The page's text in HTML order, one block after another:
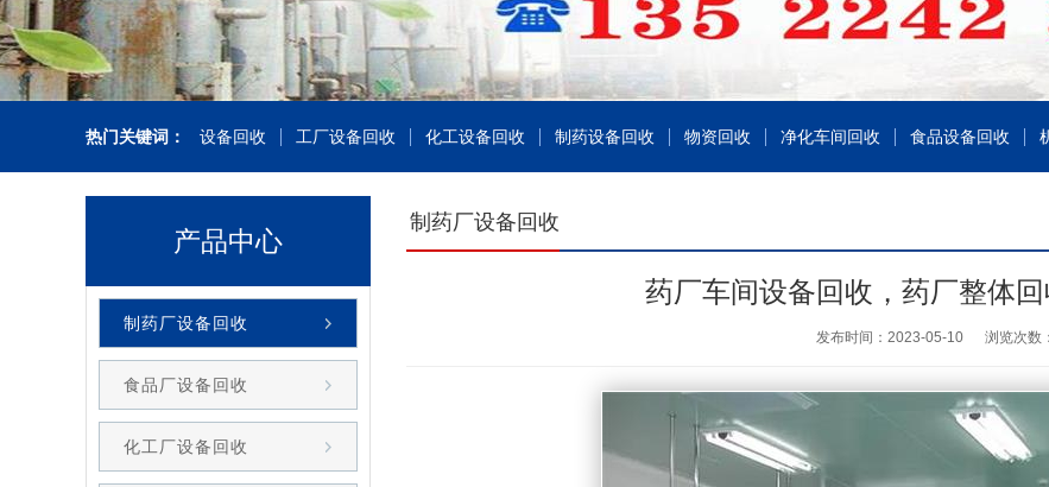
热门关键词： 设备回收 工厂设备回收 化工设备回收 制药设备回收 物资回收 净化车间回收 食品设备回收
产品中心
制药厂设备回收
食品厂设备回收
化工厂设备回收
制药厂设备回收
药厂车间设备回收，药厂整体
发布时间：2023-05-10 浏览次数：